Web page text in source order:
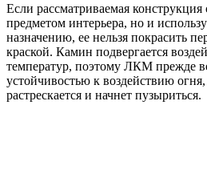
Если рассматриваемая
предметом интерьера, но и
назначению, ее нельзя покрасить
краской. Камин подвергается
температур, поэтому ЛКМ прежде
устойчивостью к воздействию
растрескается и начнет пузыриться.